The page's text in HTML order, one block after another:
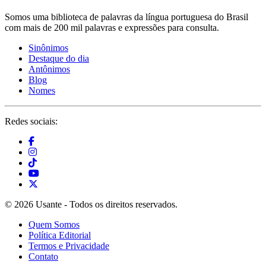
Somos uma biblioteca de palavras da língua portuguesa do Brasil
com mais de 200 mil palavras e expressões para consulta.
Sinônimos
Destaque do dia
Antônimos
Blog
Nomes
Redes sociais:
© 2026 Usante - Todos os direitos reservados.
Quem Somos
Política Editorial
Termos e Privacidade
Contato